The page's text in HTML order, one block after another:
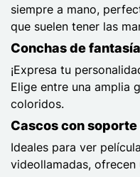
siempre a mano,
que suelen tener las
Conchas de
¡Expresa tu
Elige entre una amplia
coloridos.
Cascos con soporte
Ideales para ver
videollamadas,